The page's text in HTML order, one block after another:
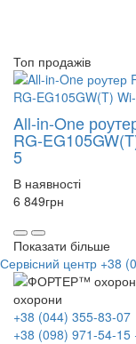
Топ продажів
All-in-One
RG-
5
В наявності
6 849грн
Показати більше
Сервісний центр +38
+38 (044) 355-83-07
+38 (098) 971-54-15